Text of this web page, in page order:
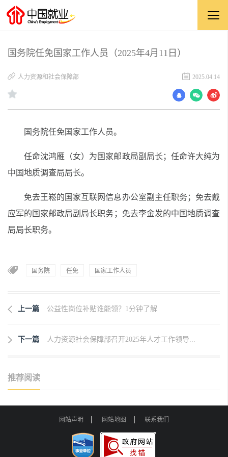
国务院任免国家工作人员（2025年4月11日）
人力资源和社会保障部 2025.04.14
国务院任免国家工作人员。
任命沈鸿雁（女）为国家邮政局副局长 ； 任命许大纯为
中国地质调查局局长。
免去王崧的国家互联网信息办公室副主任职务；免去戴
应军的国家邮政局副局长职务；免去李金发的中国地质调查
局局长职务。
国务院 任免 国家工作人员
上一篇 公益性岗位补贴谁能领？1分钟了解
下一篇 人力资源社会保障部召开2025年人才工作领导...
推荐阅读
网站声明 网站地图 联系我们